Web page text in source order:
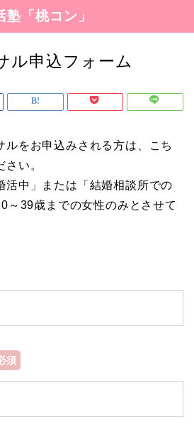
塾「桃コン」
ル申込フォーム
をお申込みされる方は、こち
い。
中」または「結婚相談所での
～39歳までの女性のみとさせて
須